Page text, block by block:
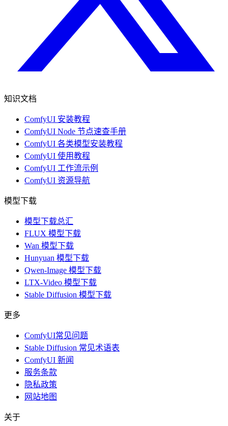
知识文档
ComfyUI 安装教程
ComfyUI Node 节点速查手册
ComfyUI 各类模型安装教程
ComfyUI 使用教程
ComfyUI 工作流示例
ComfyUI 资源导航
模型下载
模型下载总汇
FLUX 模型下载
Wan 模型下载
Hunyuan 模型下载
Qwen-Image 模型下载
LTX-Video 模型下载
Stable Diffusion 模型下载
更多
ComfyUI常见问题
Stable Diffusion 常见术语表
ComfyUI 新闻
服务条款
隐私政策
网站地图
关于